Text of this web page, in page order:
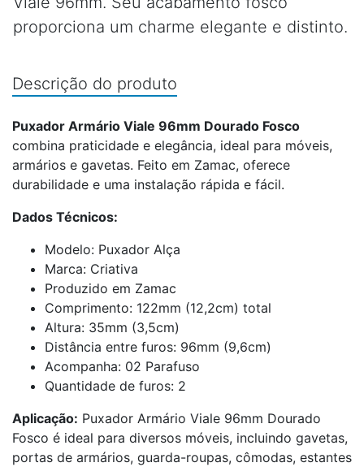
proporciona um charme elegante e distinto.
Descrição do produto
Puxador Armário Viale 96mm Dourado Fosco
combina praticidade e elegância, ideal para móveis,
armários e gavetas. Feito em Zamac, oferece
durabilidade e uma instalação rápida e fácil.
Dados Técnicos:
Modelo: Puxador Alça
Marca: Criativa
Produzido em Zamac
Comprimento: 122mm (12,2cm) total
Altura: 35mm (3,5cm)
Distância entre furos: 96mm (9,6cm)
Acompanha: 02 Parafuso
Quantidade de furos: 2
Aplicação: Puxador Armário Viale 96mm Dourado
Fosco é ideal para diversos móveis, incluindo gavetas,
portas de armários, guarda-roupas, cômodas, estantes